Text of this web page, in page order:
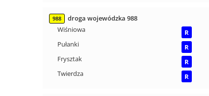
988
droga wojewódzka 988
Wiśniowa
R
Pułanki
R
Frysztak
R
Twierdza
R